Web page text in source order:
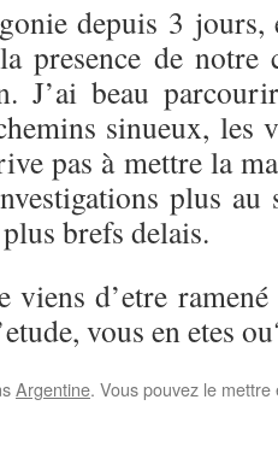
depuis 3
presence de notre
J’ai beau
sinueux, les
pas à mettre la
plus
brefs delais.
viens d’etre
vous en etes
Argentine. Vous pouvez le